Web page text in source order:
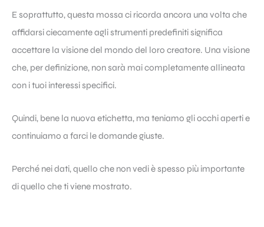
E soprattutto, questa mossa ci ricorda ancora una volta che
affidarsi ciecamente agli strumenti predefiniti significa
accettare la visione del mondo del loro creatore. Una visione
che, per definizione, non sarà mai completamente allineata
con i tuoi interessi specifici.
Quindi, bene la nuova etichetta, ma teniamo gli occhi aperti e
continuiamo a farci le domande giuste.
Perché nei dati, quello che non vedi è spesso più importante
di quello che ti viene mostrato.